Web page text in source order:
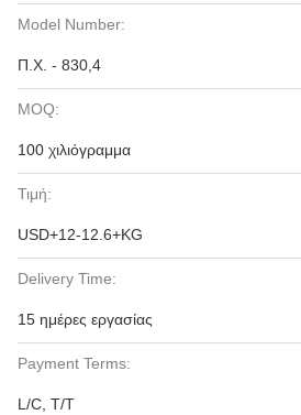
Model Number:
Π.Χ. - 830,4
MOQ:
100 χιλιόγραμμα
Τιμή:
USD+12-12.6+KG
Delivery Time:
15 ημέρες εργασίας
Payment Terms:
L/C, T/T